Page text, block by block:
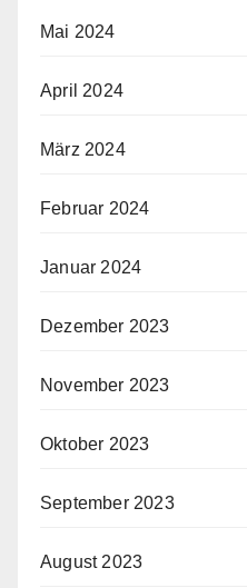
Mai 2024
April 2024
März 2024
Februar 2024
Januar 2024
Dezember 2023
November 2023
Oktober 2023
September 2023
August 2023